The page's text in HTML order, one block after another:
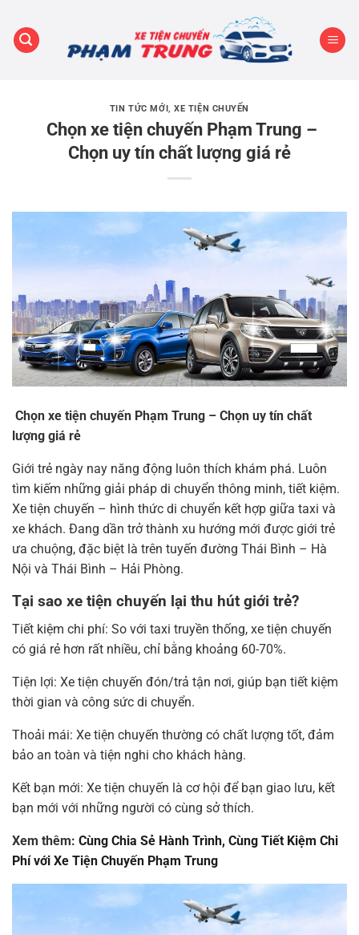
qua
nội
TIN TỨC MỚI,XE TIỆN CHUYẾN
Chọn xe tiện chuyến Phạm Trung –
Chọn uy tín chất lượng giá rẻ
Chọn xe tiện chuyến Phạm Trung – Chọn uy tín chất
lượng giá rẻ
Giới trẻ ngày nay năng động luôn thích khám phá. Luôn
tìm kiếm những giải pháp di chuyển thông minh, tiết kiệm.
Xe tiện chuyến – hình thức di chuyển kết hợp giữa taxi và
xe khách. Đang dần trở thành xu hướng mới được giới trẻ
ưa chuộng, đặc biệt là trên tuyến đường Thái Bình – Hà
Nội và Thái Bình – Hải Phòng.
Tại sao xe tiện chuyến lại thu hút giới trẻ?
Tiết kiệm chi phí: So với taxi truyền thống, xe tiện chuyến
có giá rẻ hơn rất nhiều, chỉ bằng khoảng 60-70%.
Tiện lợi: Xe tiện chuyến đón/trả tận nơi, giúp bạn tiết kiệm
thời gian và công sức di chuyển.
Thoải mái: Xe tiện chuyến thường có chất lượng tốt, đảm
bảo an toàn và tiện nghi cho khách hàng.
Kết bạn mới: Xe tiện chuyến là cơ hội để bạn giao lưu, kết
bạn mới với những người có cùng sở thích.
Xem thêm: Cùng Chia Sẻ Hành Trình, Cùng Tiết Kiệm Chi
Phí với Xe Tiện Chuyến Phạm Trung